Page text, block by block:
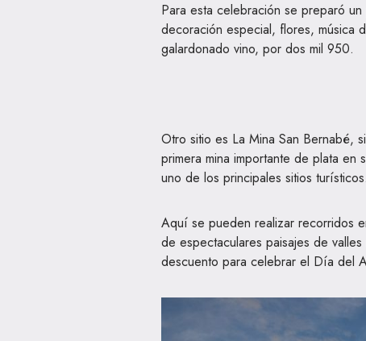
Para esta celebración se preparó
decoración especial, flores, música
galardonado vino, por dos mil 950.
Otro sitio es La Mina San Bernabé,
primera mina importante de plata
uno de los principales sitios turísticos.
Aquí se pueden realizar recorridos
de espectaculares paisajes de
descuento para celebrar el Día del